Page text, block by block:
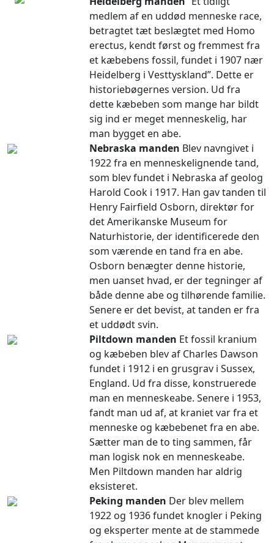
medlem af en uddød menneske race,
betragtet tæt beslægtet med Homo
erectus, kendt først og fremmest fra
et kæbebens fossil, fundet i 1907 nær
Heidelberg i Vesttyskland”. Dette er
historiebøgernes version. Ud fra
dette kæbeben som mange har bildt
sig ind er meget menneskelig, har
man bygget en abe.
Nebraska manden Blev navngivet i
1922 fra en menneskelignende tand,
som blev fundet i Nebraska af geolog
Harold Cook i 1917. Han gav tanden til
Henry Fairfield Osborn, direktør for
det Amerikanske Museum for
Naturhistorie, der identificerede den
som værende en tand fra en abe.
Osborn benægter denne historie,
men uanset hvad, er der tegninger af
både denne abe og tilhørende familie.
Senere er det bevist, at tanden er fra
et uddødt svin.
Piltdown manden Et fossil kranium
og kæbeben blev af Charles Dawson
fundet i 1912 i en grusgrav i Sussex,
England. Ud fra disse, konstruerede
man en menneskeabe. Senere i 1953,
fandt man ud af, at kraniet var fra et
menneske og kæbebenet fra en abe.
Sætter man de to ting sammen, får
man logisk nok en menneskeabe.
Men Piltdown manden har aldrig
eksisteret.
Peking manden Der blev mellem
1922 og 1936 fundet knogler i Peking
og eksperter mente at de stammede